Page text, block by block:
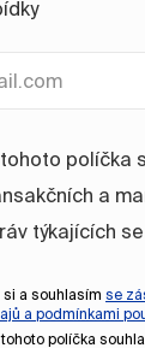
políčka
a
týkajících
si a souhlasím se
a podmínkami
políčka